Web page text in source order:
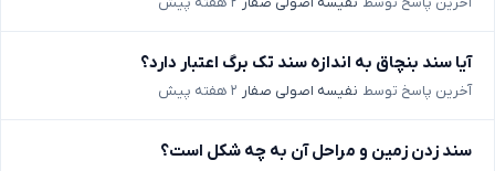
آیا سند بنچاق به اندازه سند تک برگ اعتبار دارد؟
آخرین پاسخ توسط نفیسه اصولی صفار ۲ هفته پیش
سند زدن زمین و مراحل آن به چه شکل است؟